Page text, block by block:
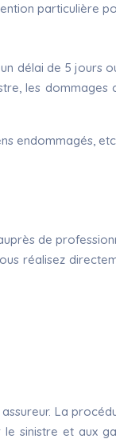
particulière
délai de 5
les
endommagés,
de
réalisez
La
sinistre et aux